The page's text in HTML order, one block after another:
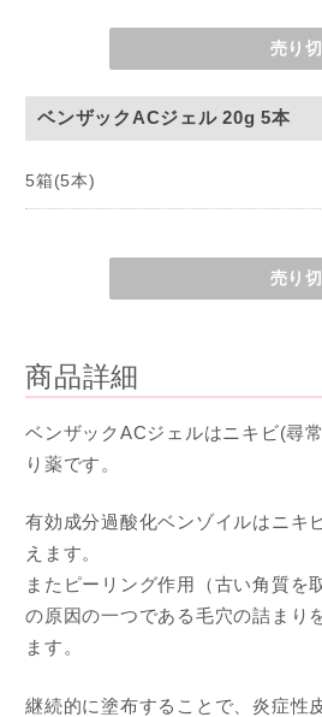
売り
ベンザックACジェル 20g 5本
5箱(5本)
売り
商品詳細
ベンザックACジェルはニキビ(尋
り薬です。
有効成分過酸化ベンゾイルはニキ
えます。
またピーリング作用（古い角質を
の原因の一つである毛穴の詰まり
ます。
継続的に塗布することで、炎症性